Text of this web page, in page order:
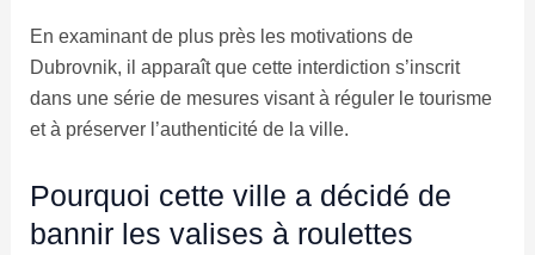
En examinant de plus près les motivations de
Dubrovnik, il apparaît que cette interdiction s’inscrit
dans une série de mesures visant à réguler le tourisme
et à préserver l’authenticité de la ville.
Pourquoi cette ville a décidé de
bannir les valises à roulettes